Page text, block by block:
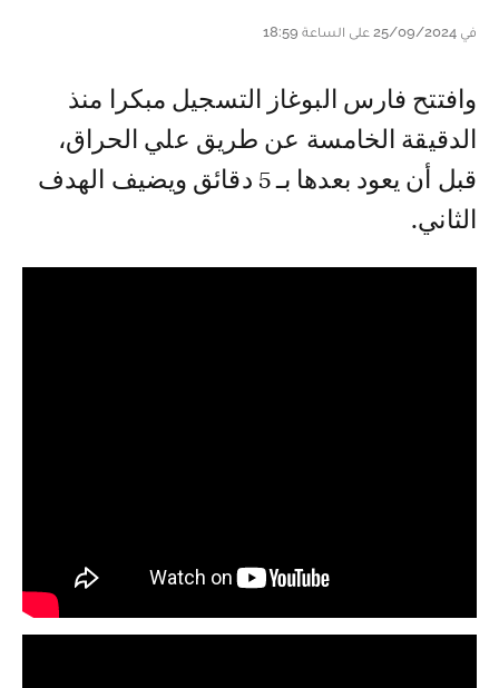
في 25/09/2024 على الساعة 18:59
وافتتح فارس البوغاز التسجيل مبكرا منذ
الدقيقة الخامسة عن طريق علي الحراق،
قبل أن يعود بعدها بـ 5 دقائق ويضيف الهدف
الثاني.